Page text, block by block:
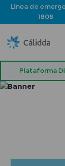
Línea de
1808
Plataforma